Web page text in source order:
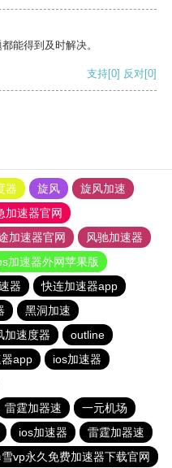
能得到及时解决。
支持[0] 反对[0]
器 旋风
旋风加速
加速器官网
加速器官网
风驰加速器
加速器外网苹果版
器
快连加速器app
黑洞加速
加速度器
outline
app
ios加速器
雷霆加器速
一元机场
ios加速器
雷霆加器速
vp永久免费加速器下载官网